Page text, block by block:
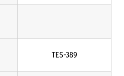
TES-389